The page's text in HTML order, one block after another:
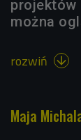
projektów
można
rozwiń 
Maja